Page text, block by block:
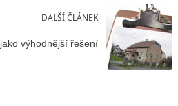
DALŠÍ ČLÁNEK
výhodnější řešení